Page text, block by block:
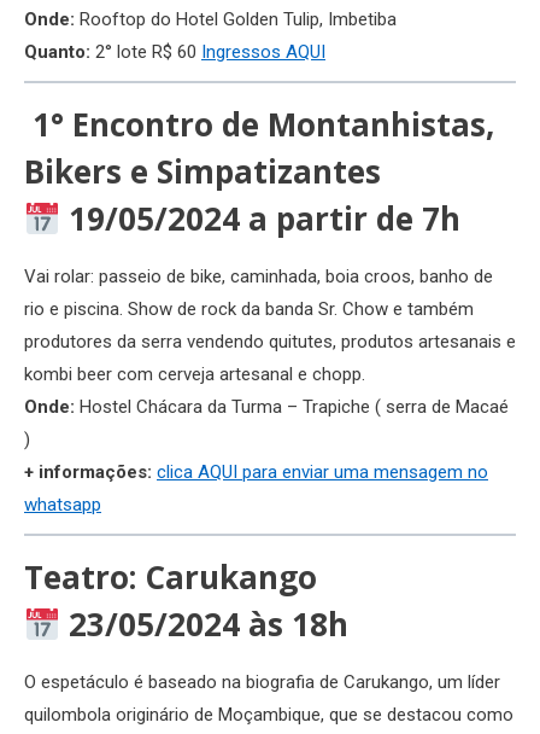
Onde: Rooftop do Hotel Golden Tulip, Imbetiba
Quanto: 2° lote R$ 60 Ingressos AQUI
1° Encontro de Montanhistas,
Bikers e Simpatizantes
19/05/2024 a partir de 7h
Vai rolar: passeio de bike, caminhada, boia croos, banho de
rio e piscina. Show de rock da banda Sr. Chow e também
produtores da serra vendendo quitutes, produtos artesanais e
kombi beer com cerveja artesanal e chopp.
Onde: Hostel Chácara da Turma – Trapiche ( serra de Macaé
)
+ informações: clica AQUI para enviar uma mensagem no
whatsapp
Teatro: Carukango
23/05/2024 às 18h
O espetáculo é baseado na biografia de Carukango, um líder
quilombola originário de Moçambique, que se destacou como